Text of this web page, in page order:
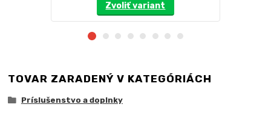
Zvoliť variant
TOVAR ZARADENÝ V KATEGÓRIÁCH
Príslušenstvo a doplnky